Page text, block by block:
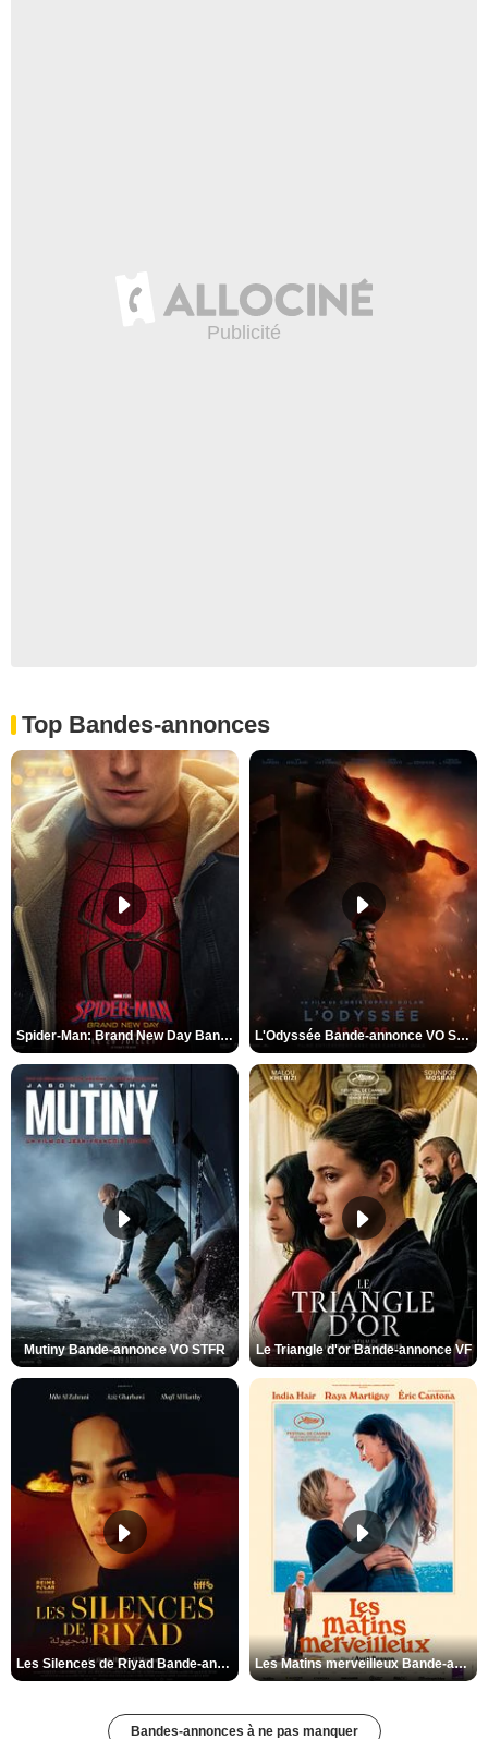
Top Bandes-annonces
Spider-Man: Brand New Day Bande-annonce VO STFR L'Odyssée Bande-annonce VO STFR
Mutiny Bande-annonce VO STFR Le Triangle d'or Bande-annonce VF
Les Silences de Riyad Bande-annonce VO STFR Les Matins merveilleux Bande-annonce VF
Bandes-annonces à ne pas manquer